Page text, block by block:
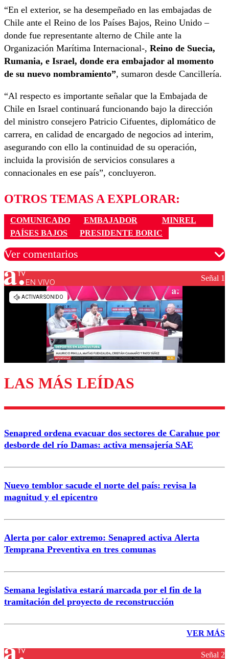
“En el exterior, se ha desempeñado en las embajadas de
Chile ante el Reino de los Países Bajos, Reino Unido –
donde fue representante alterno de Chile ante la
Organización Marítima Internacional-, Reino de Suecia,
Rumania, e Israel, donde era embajador al momento
de su nuevo nombramiento”, sumaron desde Cancillería.
“Al respecto es importante señalar que la Embajada de
Chile en Israel continuará funcionando bajo la dirección
del ministro consejero Patricio Cifuentes, diplomático de
carrera, en calidad de encargado de negocios ad interim,
asegurando con ello la continuidad de su operación,
incluida la provisión de servicios consulares a
connacionales en ese país”, concluyeron.
OTROS TEMAS A EXPLORAR:
COMUNICADO EMBAJADOR
MINREL
PAÍSES BAJOS
PRESIDENTE BORIC
Ver comentarios
Los comentarios son moderados para garantizar un
diálogo respetuoso.
Enviar comentario
EN VIVO Señal 1
LAS MÁS LEÍDAS
Senapred ordena evacuar dos sectores de Carahue por
desborde del río Damas: activa mensajería SAE
Nuevo temblor sacude el norte del país: revisa la
magnitud y el epicentro
Alerta por calor extremo: Senapred activa Alerta
Temprana Preventiva en tres comunas
Semana legislativa estará marcada por el fin de la
tramitación del proyecto de reconstrucción
VER MÁS
Señal 2